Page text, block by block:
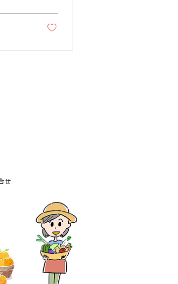
いま
を引き
せ